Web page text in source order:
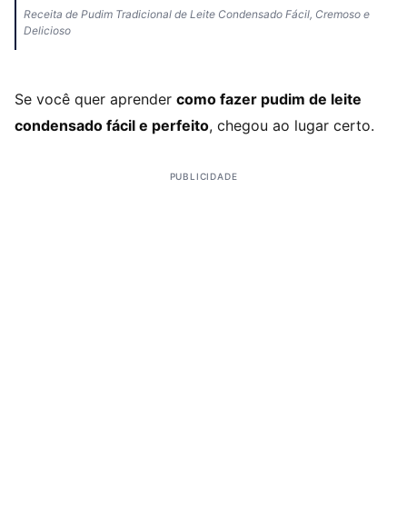
Receita de Pudim Tradicional de Leite Condensado Fácil, Cremoso e
Delicioso
Se você quer aprender como fazer pudim de leite
condensado fácil e perfeito, chegou ao lugar certo.
PUBLICIDADE